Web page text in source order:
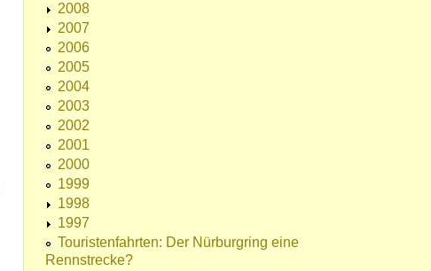
2008
2007
2006
2005
2004
2003
2002
2001
2000
1999
1998
1997
Touristenfahrten: Der Nürburgring eine
Rennstrecke?